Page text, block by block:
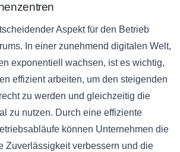
Aspekt für den Betrieb
In einer zunehmend digitalen Welt,
exponentiell wachsen, ist es wichtig,
effizient arbeiten, um den steigenden
zu werden und gleichzeitig die
zu nutzen. Durch eine effiziente
können Unternehmen die
Zuverlässigkeit verbessern und die